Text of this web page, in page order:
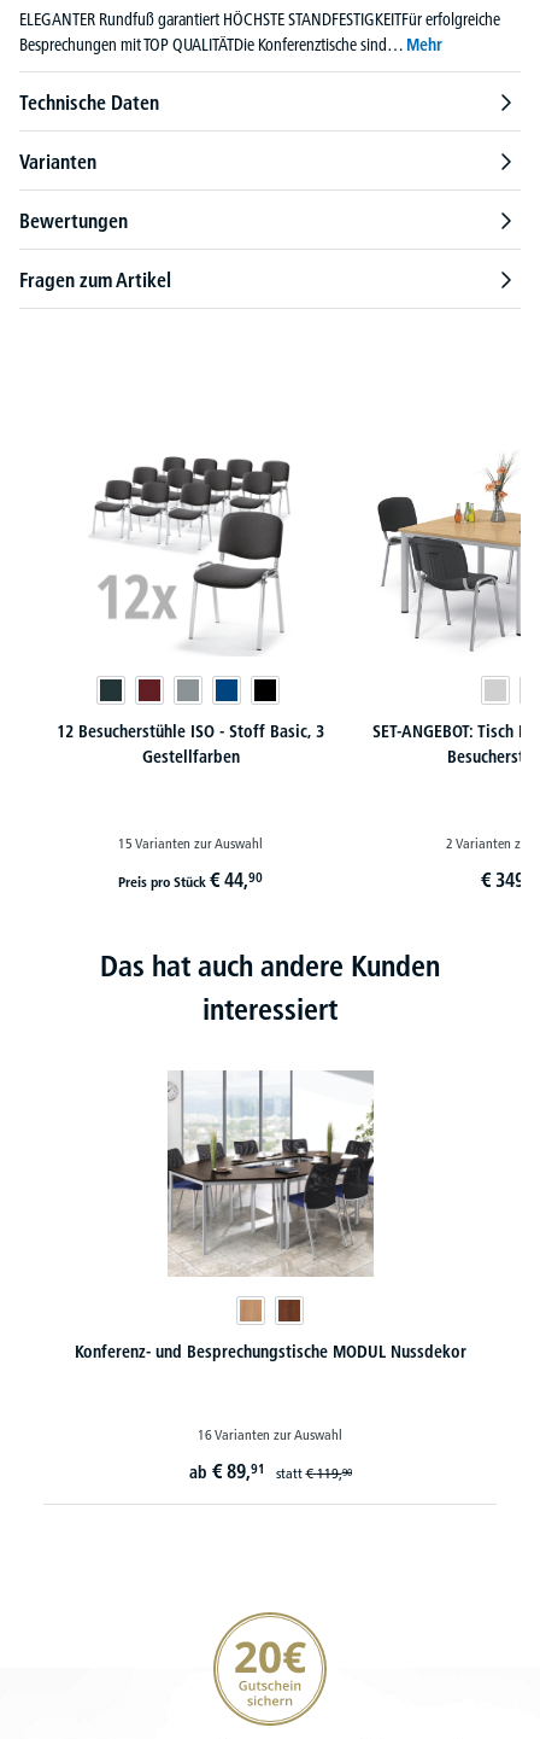
ELEGANTER Rundfuß garantiert HÖCHSTE STANDFESTIGKEITFür erfolgreiche
Besprechungen mit TOP QUALITÄTDie Konferenztische sind… Mehr
Technische Daten
Varianten
Bewertungen
Fragen zum Artikel
12 Besucherstühle ISO - Stoff Basic, 3
Gestellfarben
15 Varianten zur Auswahl
Preis pro Stück€ 44,90
SET-ANGEBOT: Tisch
2 Varianten zur
€ 349,
Das hat auch andere Kunden
interessiert
Konferenz- und Besprechungstische MODUL Nussdekor
16 Varianten zur Auswahl
ab € 89,91 statt€ 119,90
20€ Gutschein sichern